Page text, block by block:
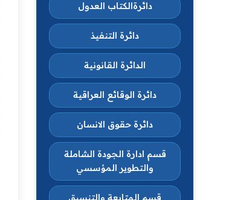
دائرةالكتاب العدول
دائرة التنفيذ
الدائرة القانونية
دائرة الوقائع العراقية
دائرة حقوق الانسان
قسم ادارة الجودة الشاملة
والتطوير المؤسسي
قسم المتابعة والتنسيق